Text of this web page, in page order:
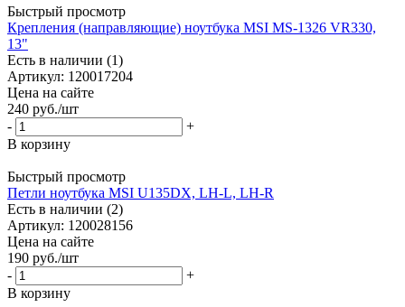
Быстрый просмотр
Крепления (направляющие) ноутбука MSI MS-1326 VR330,
13"
Есть в наличии (1)
Артикул: 120017204
Цена на сайте
240 руб./шт
-
+
В корзину
Быстрый просмотр
Петли ноутбука MSI U135DX, LH-L, LH-R
Есть в наличии (2)
Артикул: 120028156
Цена на сайте
190 руб./шт
-
+
В корзину